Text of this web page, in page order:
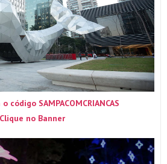
código SAMPACOMCRIANCAS
Clique no Banner